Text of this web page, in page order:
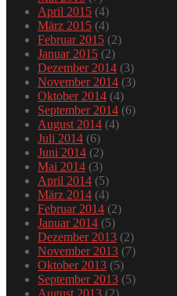
April 2015 (4)
März 2015 (4)
Februar 2015 (2)
Januar 2015 (2)
Dezember 2014 (3)
November 2014 (3)
Oktober 2014 (4)
September 2014 (6)
August 2014 (4)
Juli 2014 (6)
Juni 2014 (2)
Mai 2014 (3)
April 2014 (5)
März 2014 (4)
Februar 2014 (2)
Januar 2014 (5)
Dezember 2013 (2)
November 2013 (7)
Oktober 2013 (5)
September 2013 (5)
August 2013 (2)